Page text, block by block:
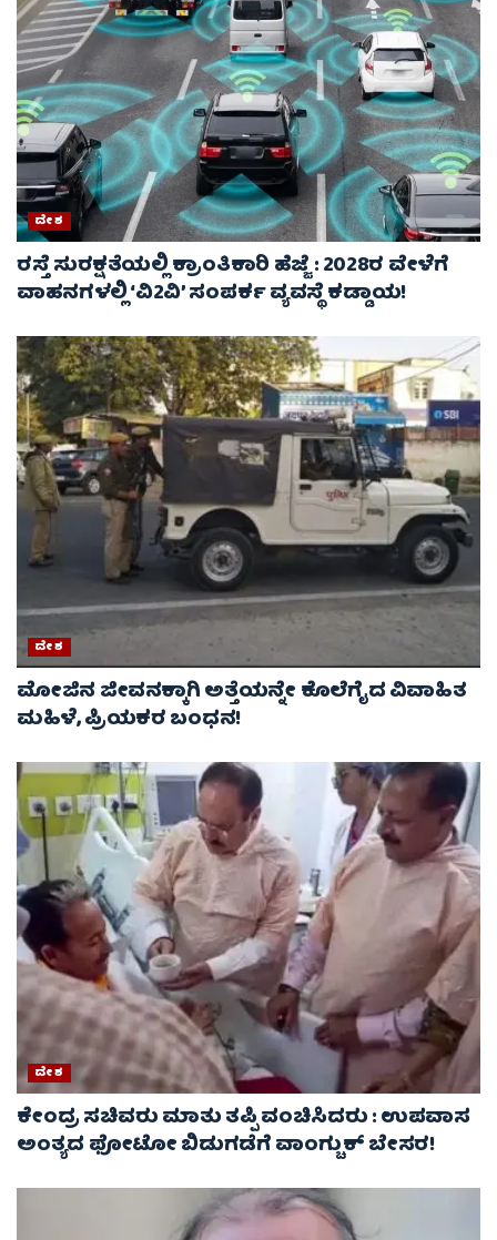
ದೇಶ
ರಸ್ತೆ ಸುರಕ್ಷತೆಯಲ್ಲಿ ಕ್ರಾಂತಿಕಾರಿ ಹೆಜ್ಜೆ : 2028ರ ವೇಳೆಗೆ
ವಾಹನಗಳಲ್ಲಿ ‘ವಿ2ವಿ’ ಸಂಪರ್ಕ ವ್ಯವಸ್ಥೆ ಕಡ್ಡಾಯ!
ದೇಶ
ಮೋಜಿನ ಜೀವನಕ್ಕಾಗಿ ಅತ್ತೆಯನ್ನೇ ಕೊಲೆಗೈದ ವಿವಾಹಿತ
ಮಹಿಳೆ, ಪ್ರಿಯಕರ ಬಂಧನ!
ದೇಶ
ಕೇಂದ್ರ ಸಚಿವರು ಮಾತು ತಪ್ಪಿ ವಂಚಿಸಿದರು : ಉಪವಾಸ
ಅಂತ್ಯದ ಫೋಟೋ ಬಿಡುಗಡೆಗೆ ವಾಂಗ್ಚುಕ್ ಬೇಸರ!